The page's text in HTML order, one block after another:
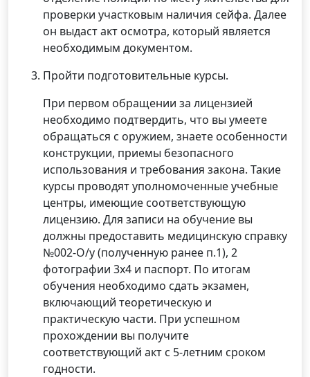
проверки участковым наличия сейфа. Далее
он выдаст акт осмотра, который является
необходимым документом.
Пройти подготовительные курсы.
При первом обращении за лицензией
необходимо подтвердить, что вы умеете
обращаться с оружием, знаете особенности
конструкции, приемы безопасного
использования и требования закона. Такие
курсы проводят уполномоченные учебные
центры, имеющие соответствующую
лицензию. Для записи на обучение вы
должны предоставить медицинскую справку
№002-О/у (полученную ранее п.1), 2
фотографии 3х4 и паспорт. По итогам
обучения необходимо сдать экзамен,
включающий теоретическую и
практическую части. При успешном
прохождении вы получите
соответствующий акт с 5-летним сроком
годности.